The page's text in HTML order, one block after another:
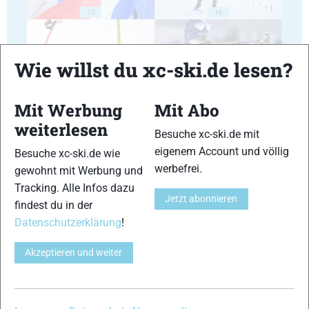
15 16
17 18
19 20
Wie willst du xc-ski.de lesen?
Mit Werbung
weiterlesen
Besuche xc-ski.de wie
gewohnt mit Werbung und
Tracking. Alle Infos dazu
findest du in der
Datenschutzerklärung!
Akzeptieren und weiter
Mit Abo
Besuche xc-ski.de mit
eigenem Account und völlig
werbefrei.
Jetzt abonnieren